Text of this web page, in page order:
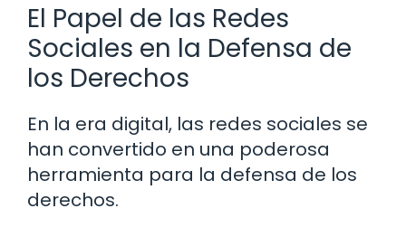
El Papel de las Redes
Sociales en la Defensa de
los Derechos
En la era digital, las redes sociales se
han convertido en una poderosa
herramienta para la defensa de los
derechos.